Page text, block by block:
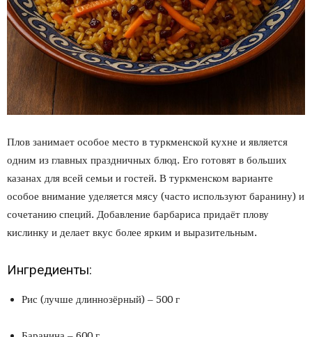
Плов занимает особое место в туркменской кухне и является
одним из главных праздничных блюд. Его готовят в больших
казанах для всей семьи и гостей. В туркменском варианте
особое внимание уделяется мясу (часто используют баранину) и
сочетанию специй. Добавление барбариса придаёт плову
кислинку и делает вкус более ярким и выразительным.
Ингредиенты:
Рис (лучше длиннозёрный) – 500 г